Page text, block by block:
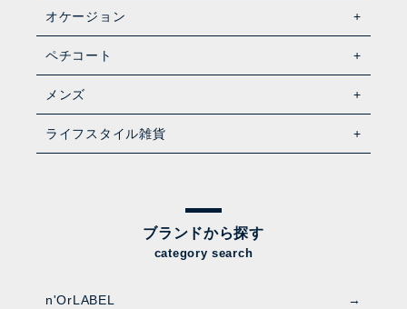
オケージョン
ペチコート
メンズ
ライフスタイル雑貨
ブランドから探す
category search
n'OrLABEL